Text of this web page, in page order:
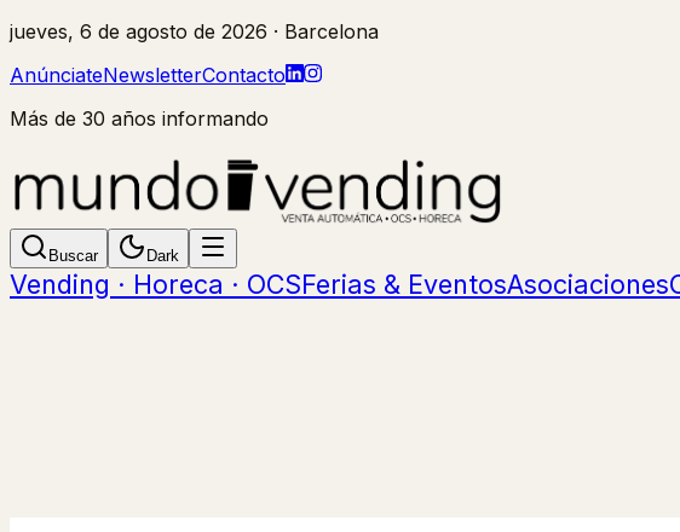
jueves, 6 de agosto de 2026 · Barcelona
AnúnciateNewsletterContacto
Más de 30 años informando
Buscar Dark
Vending · Horeca · OCSFerias & EventosAsociaciones